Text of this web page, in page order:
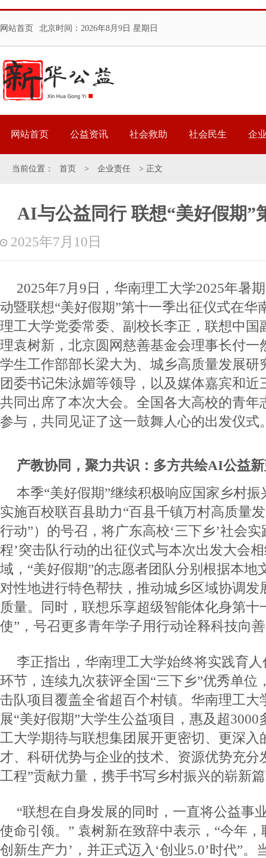
网站首页 北京时间： 2026年8月9日 星期日
网站首页 公益资讯 社会救助 社会民生 企
当前位置： 首页 > 企业责任 > 正文
AI与公益同行 联想“美好假期”
2025年7月10日
2025年7月9日，华南理工大学2025年暑
动暨联想“美好假期”第十一季出征仪式在华
理工大学党委常委、副校长李正，联想中国
理袁树新，北京圆网慈善基金会理事长付一
学生工作部部长梁大为、城乡高质量发展研
团委书记朱泳媚等领导，以及媒体嘉宾和近
共同出席了本次大会。全国各大高校的青年
参与，共同见证了这一鼓舞人心的出发仪式
产教协同，聚力共识：多方共绘AI公益
本季“美好假期”继续积极响应国家乡村
实施百校联百县助力“百县千镇万村高质量
行动”）的号召，将广东高校‘三下乡’社会
程’突击队行动的出征仪式与本次出发大会
域，“美好假期”的志愿者团队分别根据本地
对性地进行特色帮扶，推动城乡区域协调发
质量。同时，联想乐享超级智能体化身第十
使”，号召更多青年学子用行动诠释科技向
李正指出，华南理工大学始终将实践育
环节，连续九次获评全国“三下乡”优秀单位
击队项目覆盖全省超百个村镇。华南理工大
展“美好假期”大学生公益项目，惠及超
工大学期待与联想集团展开更密切、更深入
才、科研优势与企业的技术、资源优势充分
工程”贡献力量，携手书写乡村振兴的崭新
“联想在自身发展的同时，一直将公益事
使命引领。” 袁树新在致辞中表示，“今年
创新生产力’，并正式迈入‘创业5.0’时代”。